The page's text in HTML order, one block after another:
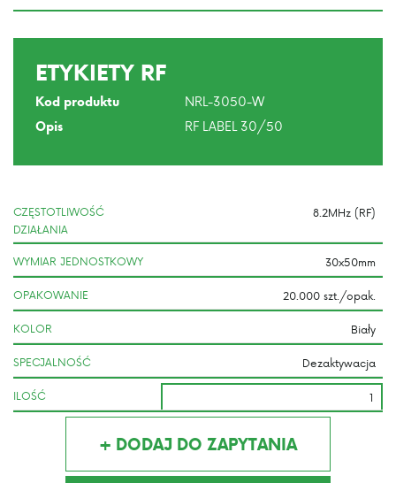
ETYKIETY RF
Kod produktu NRL-3050-W
Opis RF LABEL 30/50
CZĘSTOTLIWOŚĆ
DZIAŁANIA
WYMIAR JEDNOSTKOWY
OPAKOWANIE
KOLOR
SPECJALNOŚĆ
ILOŚĆ
+ DODAJ DO ZAPYTANIA